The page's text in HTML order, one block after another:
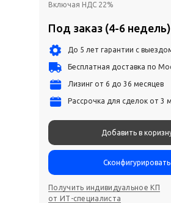
Под заказ (4-6 недель)
Включая НДС 22%
До 5 лет гарантии с
Получить индивидуальное КП
от ИТ-специалиста
Бесплатная доставка по
Лизинг от 6 до 36 месяцев
Рассрочка для сделок от 3
Добавить в
Сконфигурировать